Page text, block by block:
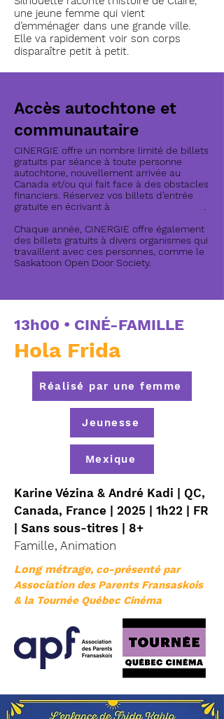
une jeune femme qui vient
d’emménager dans une grande ville.
Elle va rapidement voir son corps
disparaître petit à petit.
Accès autochtone et
communautaire
CINERGIE offre un nombre limité de billets
gratuits par séance à toute personne
autochtone, nouvellement arrivée au
Canada et/ou qui fait face à des obstacles
financiers. Réservez vos billets d’entrée
gratuite en écrivant à
Chaque année, CINERGIE offre également
des billets gratuits à divers organismes qui
travaillent avec ces personnes, comme le
Saskatoon Open Door Society.
13h00 • CINÉ-FAMILLE
Hola Frida
Réalisé par une femme
Jeunesse
Mexique
Karine Vézina & André Kadi | QC,
Canada, France | 2025 | 1h22 | FR
| Sans sous-titres | 8+
Famille, Animation
Long métrage, co-présenté par
Association des Parents Fransaskois
& la Tournée Québec Cinéma